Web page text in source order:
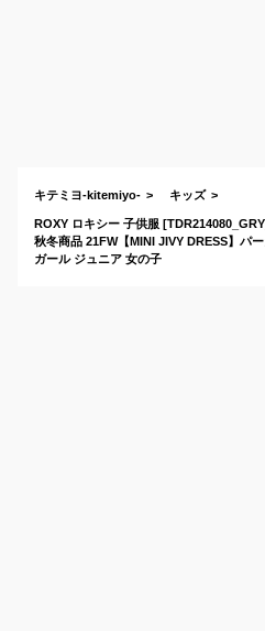
キテミヨ-kitemiyo- キッズ
ROXY ロキシー 子供服
秋冬商品 21FW【MINI JIVY DRESS】パ
ガール ジュニア 女の子